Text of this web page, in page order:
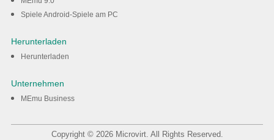
Spiele Android-Spiele am PC
Herunterladen
Herunterladen
Unternehmen
MEmu Business
Copyright © 2026 Microvirt. All Rights Reserved.